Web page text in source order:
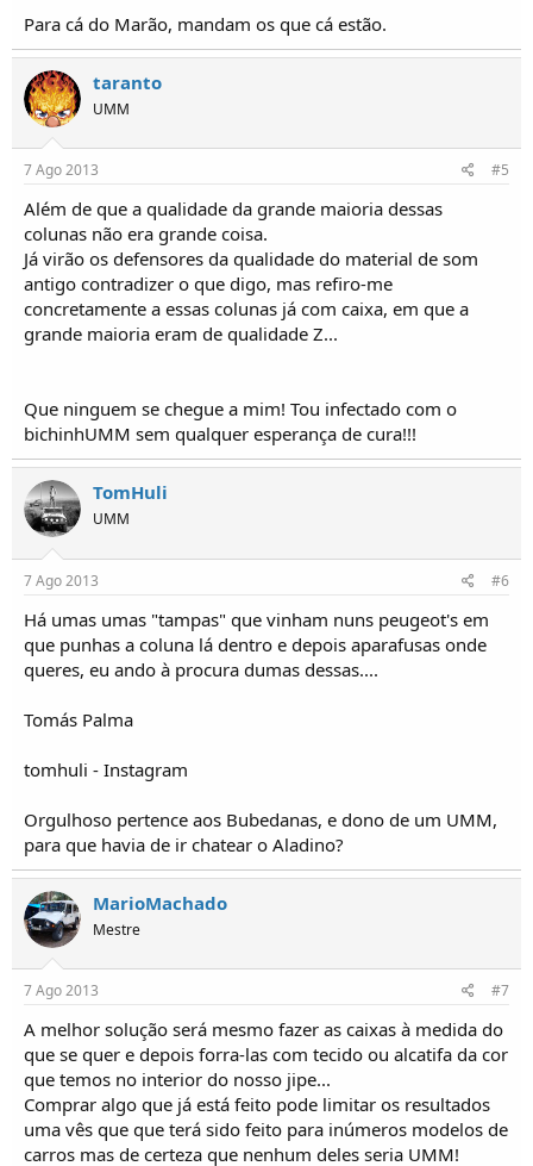
Para cá do Marão, mandam os que cá estão.
taranto
UMM
7 Ago 2013 #5
Além de que a qualidade da grande maioria dessas
colunas não era grande coisa.
Já virão os defensores da qualidade do material de som
antigo contradizer o que digo, mas refiro-me
concretamente a essas colunas já com caixa, em que a
grande maioria eram de qualidade Z...
Que ninguem se chegue a mim! Tou infectado com o
bichinhUMM sem qualquer esperança de cura!!!
TomHuli
UMM
7 Ago 2013 #6
Há umas umas "tampas" que vinham nuns peugeot's em
que punhas a coluna lá dentro e depois aparafusas onde
queres, eu ando à procura dumas dessas....
Tomás Palma
tomhuli - Instagram
Orgulhoso pertence aos Bubedanas, e dono de um UMM,
para que havia de ir chatear o Aladino?
MarioMachado
Mestre
7 Ago 2013 #7
A melhor solução será mesmo fazer as caixas à medida do
que se quer e depois forra-las com tecido ou alcatifa da cor
que temos no interior do nosso jipe...
Comprar algo que já está feito pode limitar os resultados
uma vês que que terá sido feito para inúmeros modelos de
carros mas de certeza que nenhum deles seria UMM!